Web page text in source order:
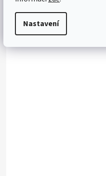
Nastavení
Vláknina
Bílkoviny
Sůl